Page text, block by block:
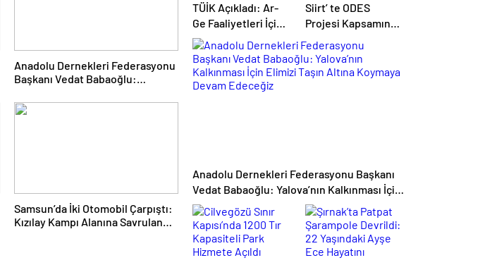
Anadolu Dernekleri Federasyonu
Başkanı Vedat Babaoğlu:
Taşın Altına Koymaya Devam
Edeceğiz
Samsun’da İki Otomobil Çarpıştı:
Kızılay Kampı Alanına Savrulan
TÜİK Açıkladı: Ar-
Ge Faaliyetleri İçin
2026 Yılında 308
Milyar Lira Tahsis
Edildi
Siirt’ te ODES
Projesi Kapsamında
Çocuklar Pankek
Yapmayı Öğrendi
Anadolu Dernekleri Federasyonu Başkanı
Vedat Babaoğlu: Yalova’nın Kalkınması İçin
Elimizi Taşın Altına Koymaya Devam
Edeceğiz